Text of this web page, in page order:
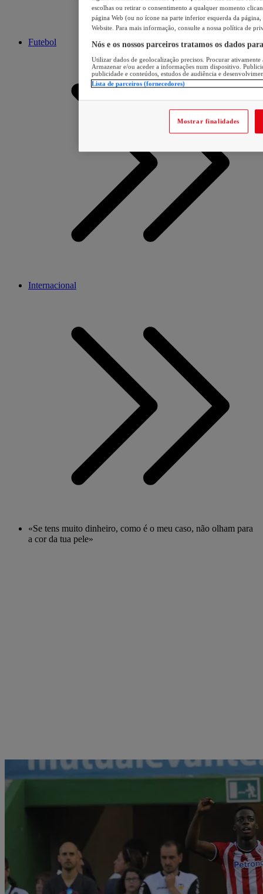
Futebol
Internacional
«Se tens muito dinheiro, como é o meu caso, não olham para
a cor da tua pele»
escolhas ou retirar o consentimento a qualquer momento
página Web (ou no ícone na parte inferior esquerda da página,
Website. Para mais informação, consulte a nossa política de
Nós e os nossos parceiros tratamos os dados
Utilizar dados de geolocalização precisos. Procurar
Armazenar e/ou aceder a informações num dispositivo.
publicidade e conteúdos, estudos de audiência e
Lista de parceiros (fornecedores)
Mostrar finalidades